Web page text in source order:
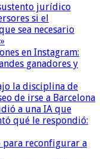
jurídico
si el
sea necesario
en Instagram:
ganadores y
la disciplina de
de irse a Barcelona
a una IA que
qué le respondió:
para reconfigurar a